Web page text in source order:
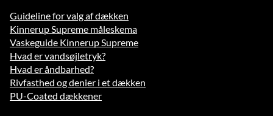
Guideline for valg af dækken
Kinnerup Supreme måleskema
Vaskeguide Kinnerup Supreme
Hvad er vandsøjletryk?
Hvad er åndbarhed?
Rivfasthed og denier i et dækken
PU-Coated dækkener